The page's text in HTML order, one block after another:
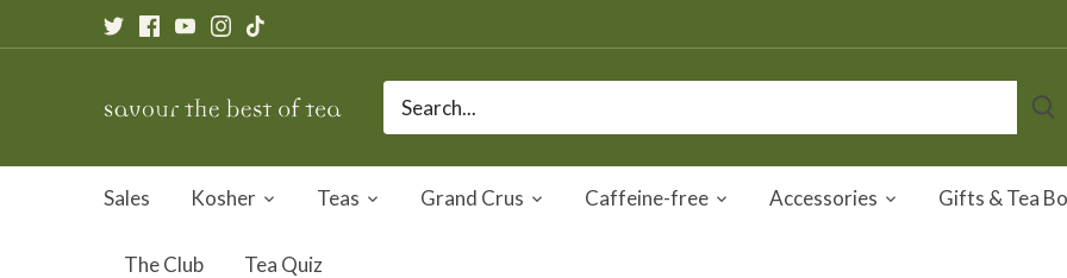
Sales Kosher Teas Grand Crus Caffeine-free Accessories Gifts & Tea
The Club Tea Quiz